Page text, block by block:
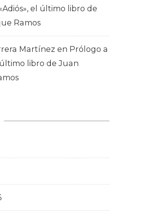
el último libro de
Ramos
Martínez en Prólogo a
último libro de Juan